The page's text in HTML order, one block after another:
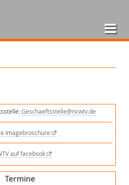
Geschaeftsstelle@ncwtv.de
Imagebroschüre
auf facebook
Termine